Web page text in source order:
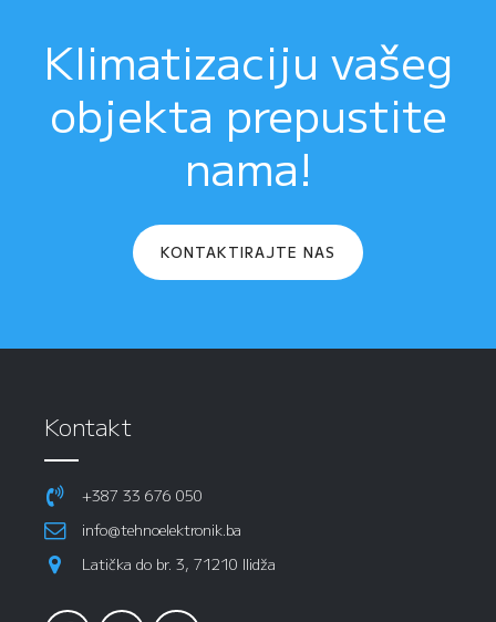
Klimatizaciju vašeg
objekta prepustite
nama!
KONTAKTIRAJTE NAS
Kontakt
+387 33 676 050
info@tehnoelektronik.ba
Latička do br. 3, 71210 Ilidža